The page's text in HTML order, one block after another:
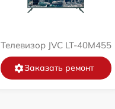
Телевизор JVC LT-40M455
Заказать ремонт